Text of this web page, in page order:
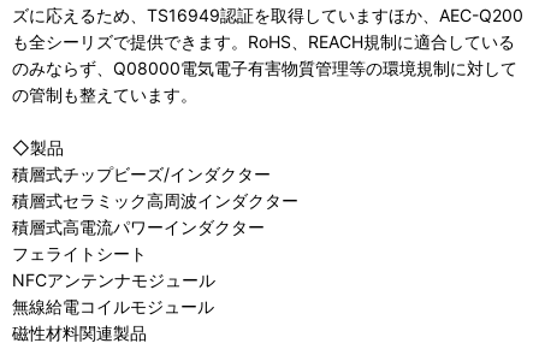
ズに応えるため、TS16949認証を取得していますほか、AEC-Q200
も全シーリズで提供できます。RoHS、REACH規制に適合している
のみならず、Q08000電気電子有害物質管理等の環境規制に対して
の管制も整えています。
◇製品
積層式チップビーズ/インダクター
積層式セラミック高周波インダクター
積層式高電流パワーインダクター
フェライトシート
NFCアンテンナモジュール
無線給電コイルモジュール
磁性材料関連製品